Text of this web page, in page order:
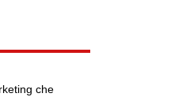
che